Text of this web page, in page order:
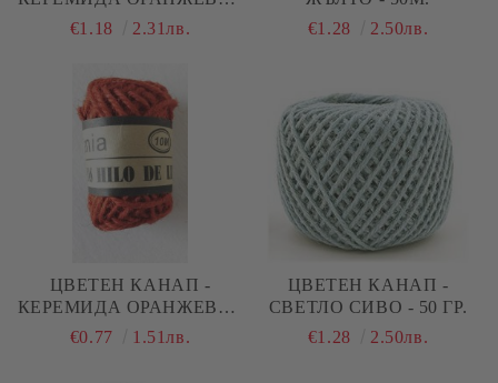
50М.
€1.18 2.31лв.
€1.28
2.50лв.
ЦВЕТЕН КАНАП -
КЕРЕМИДА ОРАНЖЕВО -
10М.
€0.77 1.51лв.
ЦВЕТЕН КАНАП -
СВЕТЛО СИВО - 50 ГР.
€1.28
2.50лв.